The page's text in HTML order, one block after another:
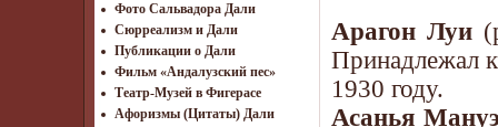
Фото Сальвадора Дали
Cюрреализм и Дали
Публикации о Дали
Фильм «Андалузский пес»
Театр-Музей в Фигерасе
Афоризмы (Цитаты) Дали
Арагон Луи
Принадлежал
1930 году.
Асанья